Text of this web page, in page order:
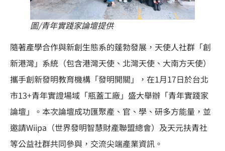
圖/青年實踐家論壇提供
隨著產學合作與新創生態系的蓬勃發展，天使人社群「創
新港灣」系統（包含港灣天使、北灣天使、大南方天使）
攜手創新發明教育機構「發明開關」，在1月17日於台北
市13+青年實證場域「瓶蓋工廠」盛大舉辦「青年實踐家
論壇」。本次論壇成功匯聚產、官、學、研多方能量，並
邀請Wiipa（世界發明智慧財產聯盟總會）及天元扶青社
等公益社群共同參與，交流尖端產業資訊。